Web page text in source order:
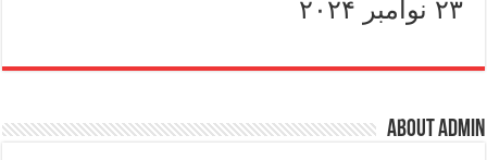
۲۳ نوامبر ۲۰۲۴
About admin